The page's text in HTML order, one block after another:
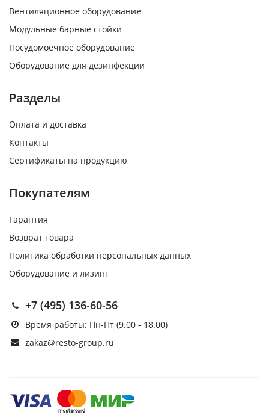
Вентиляционное оборудование
Модульные барные стойки
Посудомоечное оборудование
Оборудование для дезинфекции
Разделы
Оплата и доставка
Контакты
Сертификаты на продукцию
Покупателям
Гарантия
Возврат товара
Политика обработки персональных данных
Оборудование и лизинг
+7 (495) 136-60-56
Время работы: Пн-Пт (9.00 - 18.00)
zakaz@resto-group.ru